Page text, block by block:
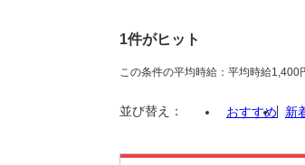
1件がヒット
この条件の平均時給：平均時給1,400
並び替え： おすすめ 新